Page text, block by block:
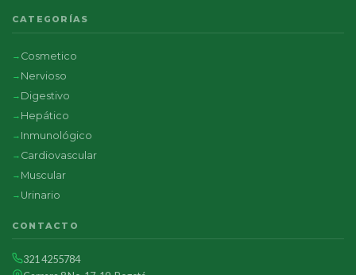
CATEGORÍAS
Cosmetico
Nervioso
Digestivo
Hepático
Inmunológico
Cardiovascular
Muscular
Urinario
CONTACTO
321 4255784